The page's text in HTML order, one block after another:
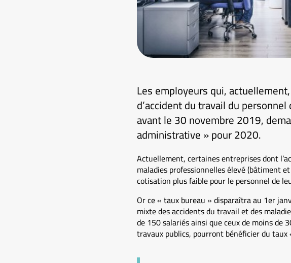
Les employeurs qui,
d’accident du travail du
avant le 30 novembre 2019,
administrative » pour 2020.
Actuellement, certaines entreprises dont
maladies professionnelles élevé (bâtiment
cotisation plus faible pour le personnel de
Or ce « taux bureau » disparaîtra au 1er
mixte des accidents du travail et des
de 150 salariés ainsi que ceux de moins
travaux publics, pourront bénéficier du